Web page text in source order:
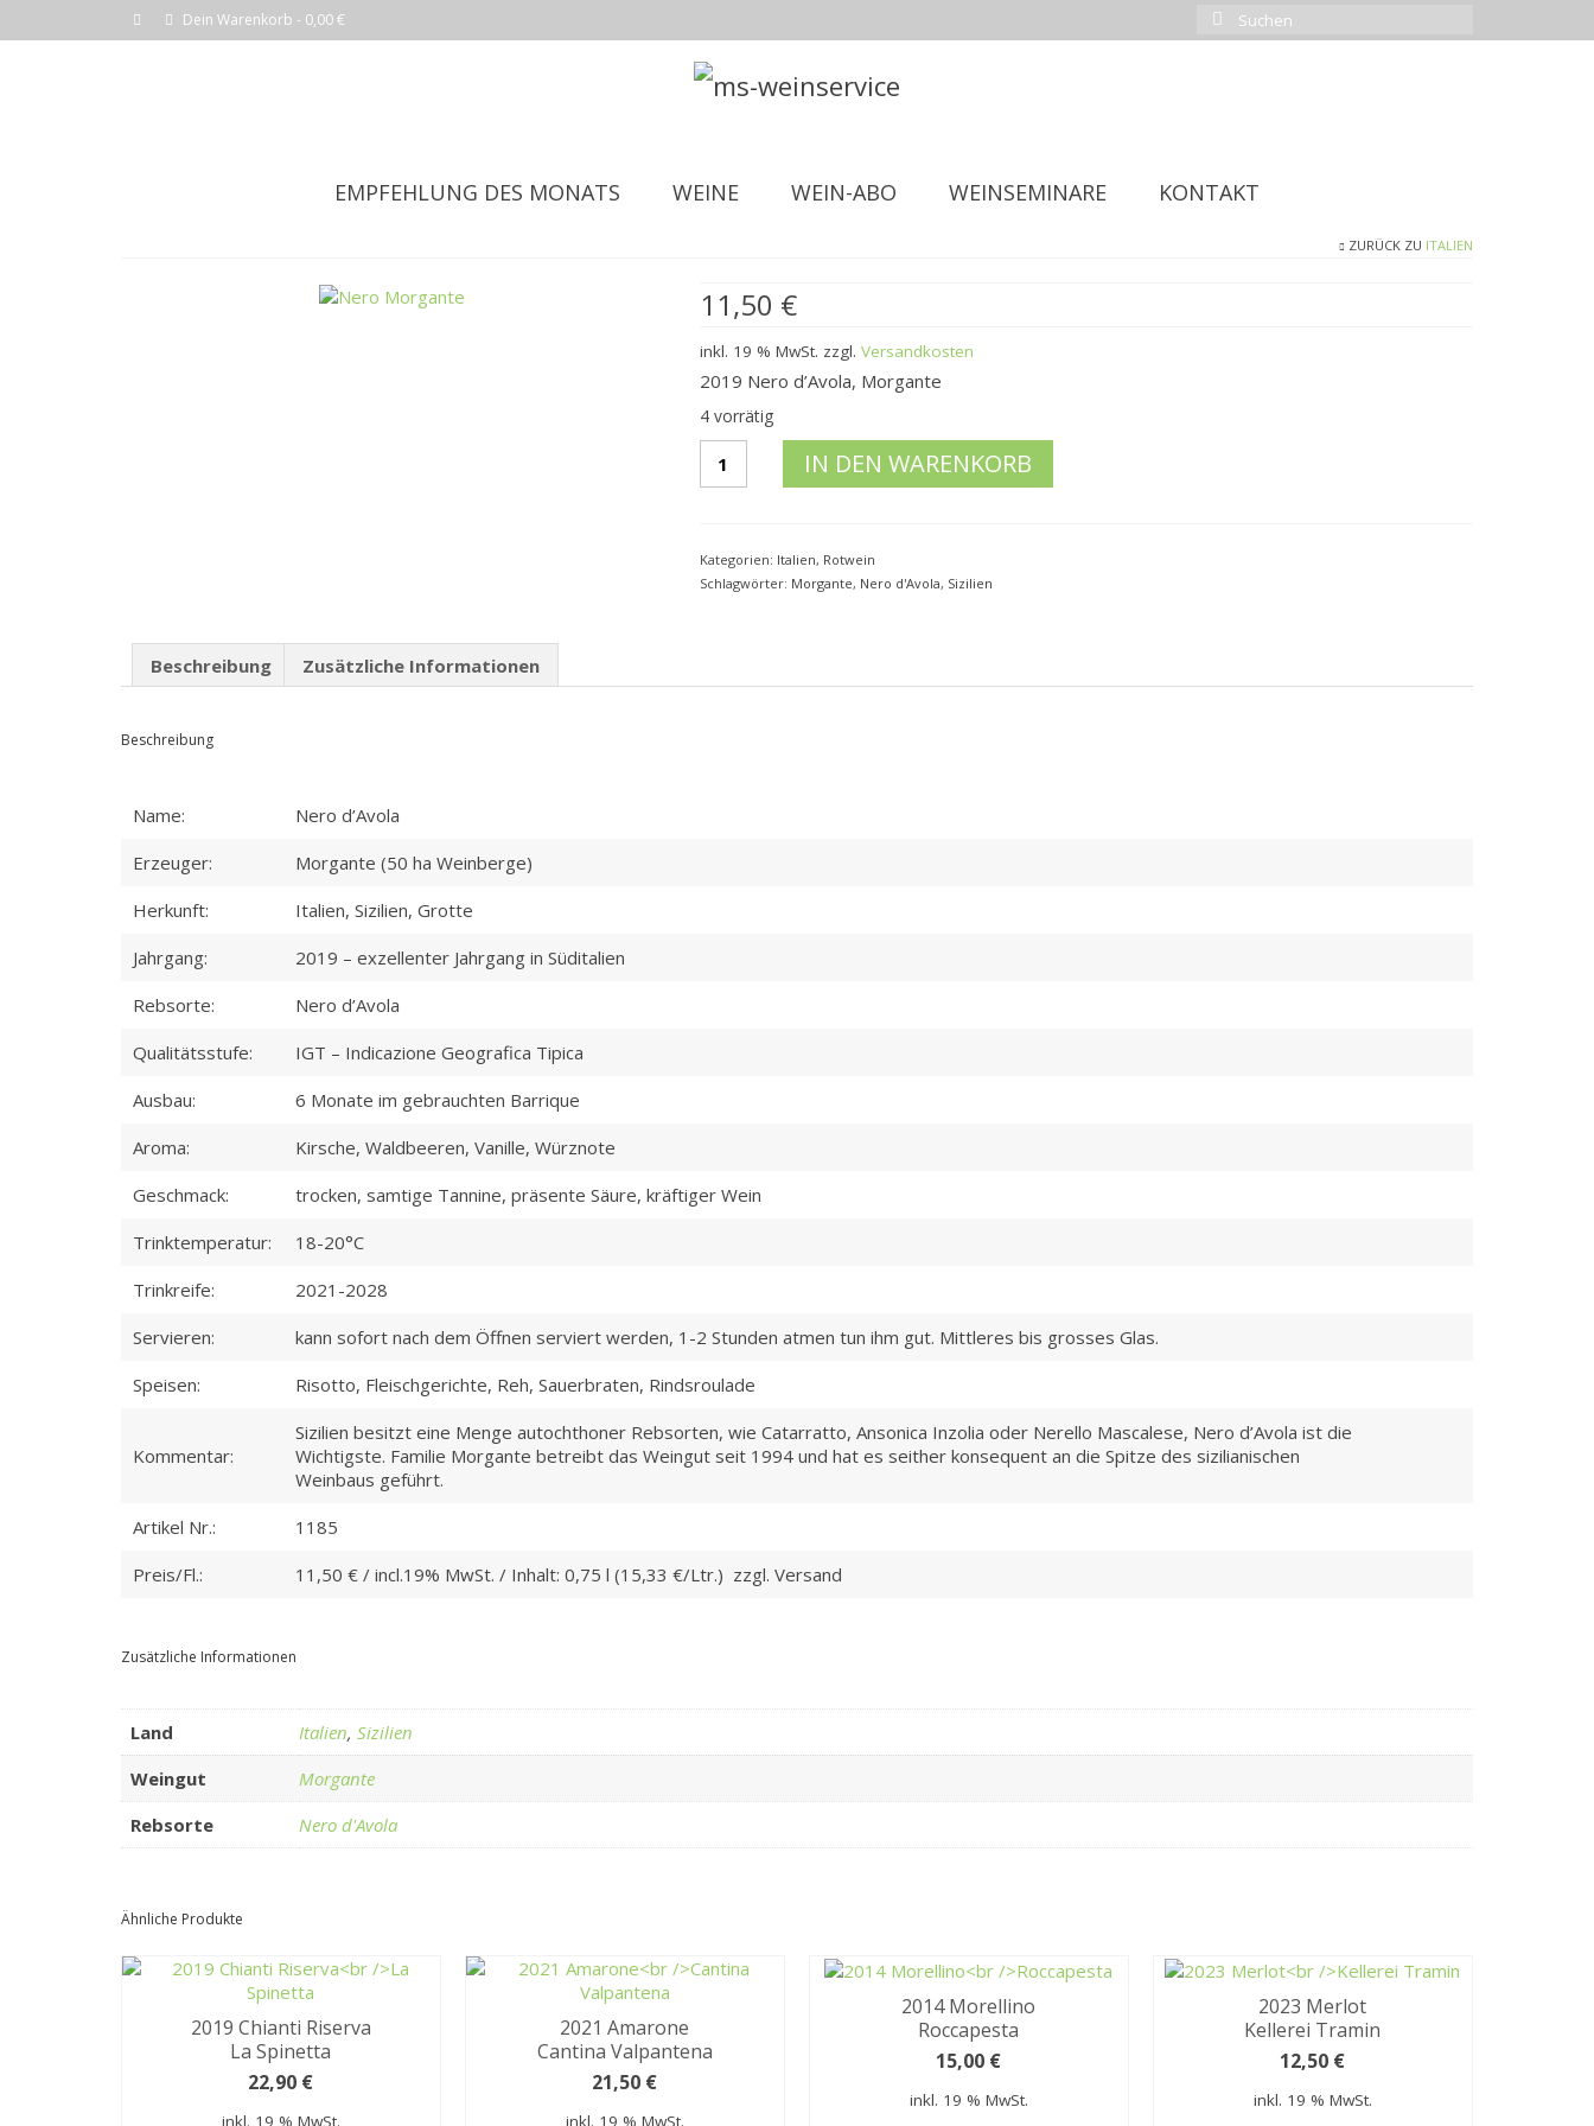
Dein Warenkorb - 0,00€
Suchen
nach:
EMPFEHLUNG DES MONATS WEINE WEIN-ABO WEINSEMINARE KONTAKT
ZURÜCK ZU ITALIEN
11,50 €
inkl. 19 % MwSt. zzgl. Versandkosten
2019 Nero d’Avola, Morgante
4 vorrätig
Nero
IN DEN WARENKORB
Kategorien: Italien, Rotwein
Schlagwörter: Morgante, Nero d'Avola, Sizilien
Beschreibung Zusätzliche Informationen
Beschreibung
Name:
Nero d’Avola
Erzeuger:
Morgante (50 ha Weinberge)
Herkunft:
Italien, Sizilien, Grotte
Jahrgang:
2019 – exzellenter Jahrgang in Süditalien
Rebsorte:
Nero d’Avola
Qualitätsstufe:
IGT – Indicazione Geografica Tipica
Ausbau:
6 Monate im gebrauchten Barrique
Aroma:
Kirsche, Waldbeeren, Vanille, Würznote
Geschmack:
trocken, samtige Tannine, präsente Säure, kräftiger Wein
Trinktemperatur:
18-20°C
Trinkreife:
2021-2028
Servieren:
kann sofort nach dem Öffnen serviert werden, 1-2 Stunden atmen tun ihm gut. Mittleres bis grosses Glas.
Speisen:
Risotto, Fleischgerichte, Reh, Sauerbraten, Rindsroulade
Kommentar:
Sizilien besitzt eine Menge autochthoner Rebsorten, wie Catarratto, Ansonica Inzolia oder Nerello Mascalese, Nero d’Avola ist die
Wichtigste. Familie Morgante betreibt das Weingut seit 1994 und hat es seither konsequent an die Spitze des sizilianischen
Weinbaus geführt.
Artikel Nr.:
1185
Preis/Fl.:
11,50 € / incl.19% MwSt. / Inhalt: 0,75 l (15,33 €/Ltr.) zzgl. Versand
Zusätzliche Informationen
Land Italien, Sizilien
Weingut
Morgante
Rebsorte
Nero d'Avola
Ähnliche Produkte
2019 Chianti Riserva
La Spinetta
22,90 €
inkl. 19 % MwSt.
2021 Amarone
Cantina Valpantena
21,50 €
inkl. 19 % MwSt.
2014 Morellino
Roccapesta
15,00 €
inkl. 19 % MwSt.
2023 Merlot
Kellerei Tramin
12,50 €
inkl. 19 % MwSt.
weitere Benutzung unserer Website erklärst Du Dich mit der
Verwendung von Cookies einverstanden.Weitere Informationen
Du deine Cookie-Einstellungen anpassen.
Du kannst deine Einstellungen jederzeit unter Cookie-Einstellungen
unserem Impressum bzw. unserer Datenschutzerklärung.